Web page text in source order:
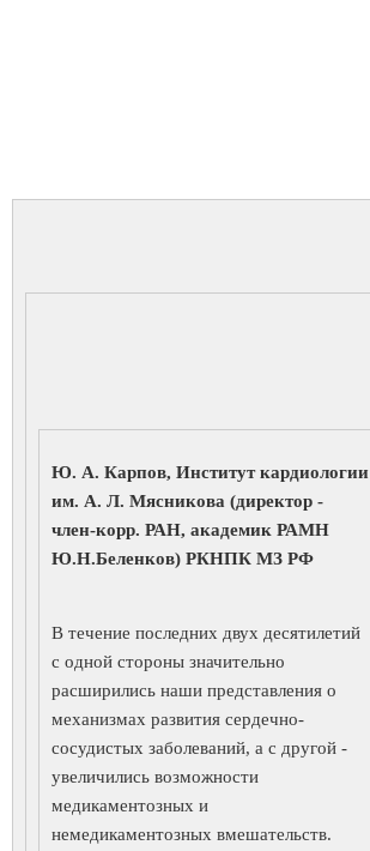
Ю. А. Карпов, Институт кардиологии
им. А. Л. Мясникова (директор -
член-корр. РАН, академик РАМН
Ю.Н.Беленков) РКНПК МЗ РФ
В течение последних двух десятилетий
с одной стороны значительно
расширились наши представления о
механизмах развития сердечно-
сосудистых заболеваний, а с другой -
увеличились возможности
медикаментозных и
немедикаментозных вмешательств.